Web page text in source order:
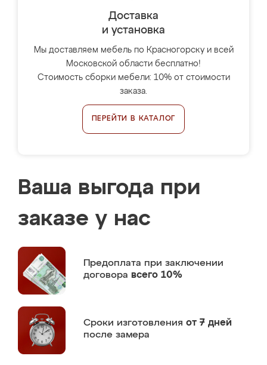
Доставка
и установка
Мы доставляем мебель по Красногорску и всей
Московской области бесплатно!
Стоимость сборки мебели: 10% от стоимости
заказа.
ПЕРЕЙТИ В КАТАЛОГ
Ваша выгода при
заказе у нас
Предоплата при заключении
договора всего 10%
Сроки изготовления от 7 дней
после замера